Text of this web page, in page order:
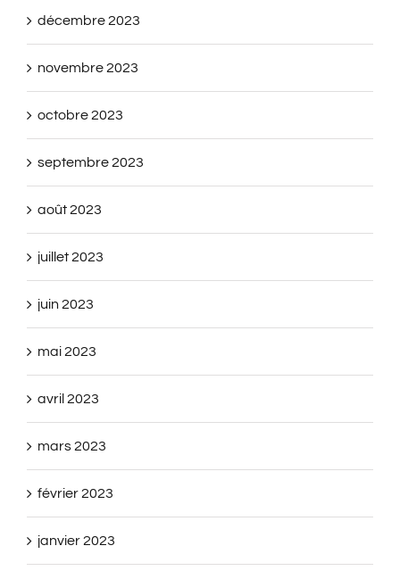
décembre 2023
novembre 2023
octobre 2023
septembre 2023
août 2023
juillet 2023
juin 2023
mai 2023
avril 2023
mars 2023
février 2023
janvier 2023